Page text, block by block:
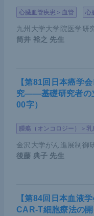
心臓血管疾患＞血管 心
九州大学大学院医学研
筒井 裕之 先生
【第81回日本癌学
究――基礎研究者の
00字）
腫瘍（オンコロジー）＞乳
金沢大学がん進展制御
後藤 典子 先生
【第84回日本血液
CAR-T細胞療法の